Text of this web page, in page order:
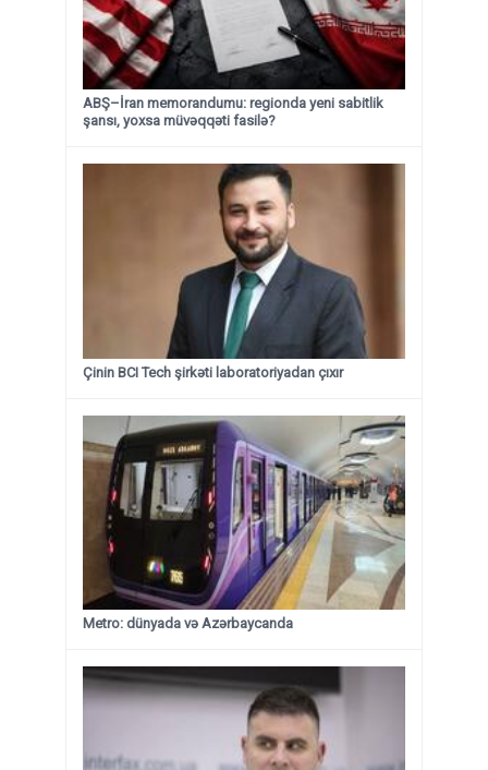
ABŞ–İran memorandumu: regionda yeni sabitlik
şansı, yoxsa müvəqqəti fasilə?
Çinin BCI Tech şirkəti laboratoriyadan çıxır
Metro: dünyada və Azərbaycanda